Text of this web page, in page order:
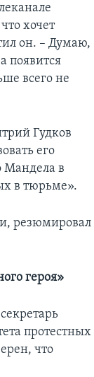
хочет
он. – Думаю,
появится
всего не
Гудков
его
Мандела в
в тюрьме».
резюмировал
героя»
протестных
что